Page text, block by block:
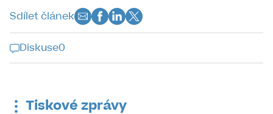
Sdílet článek
Diskuse0
uzavřena
Tiskové zprávy